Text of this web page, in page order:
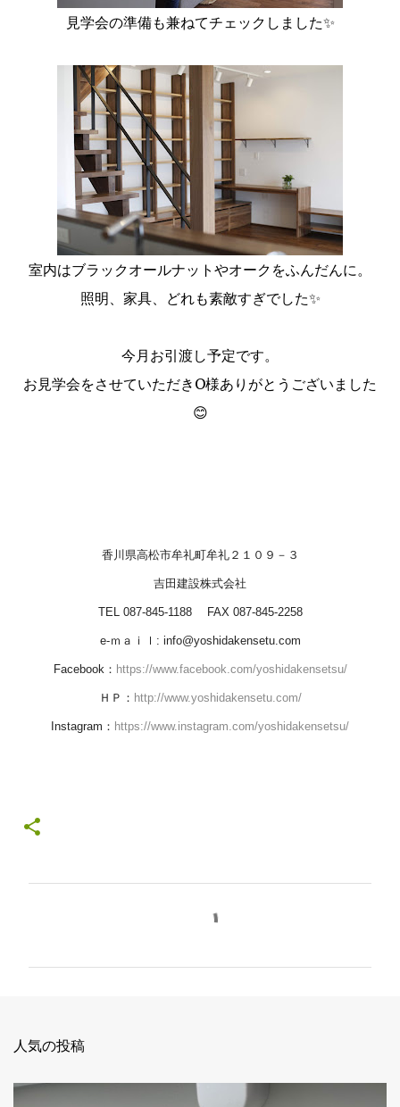
見学会の準備も兼ねてチェックしました✨
室内はブラックオールナットやオークをふんだんに。
照明、家具、どれも素敵すぎでした✨
今月お引渡し予定です。
お見学会をさせていただきO様ありがとうございました
😊
香川県高松市牟礼町牟礼２１０９－３
吉田建設株式会社
TEL 087-845-1188 FAX 087-845-2258
e-ｍａｉｌ: info@yoshidakensetu.com
Facebook： https://www.facebook.com/yoshidakensetsu/
ＨＰ： http://www.yoshidakensetu.com/
Instagram： https://www.instagram.com/yoshidakensetsu/
人気の投稿